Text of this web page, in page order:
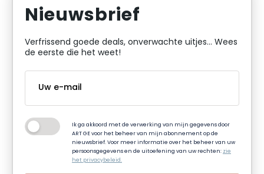
Nieuwsbrief
Verfrissend goede deals, onverwachte uitjes... Wees
de eerste die het weet!
Ik ga akkoord met de verwerking van mijn gegevens door
ART GE voor het beheer van mijn abonnement op de
nieuwsbrief. Voor meer informatie over het beheer van uw
persoonsgegevens en de uitoefening van uw rechten: zie
het privacybeleid.